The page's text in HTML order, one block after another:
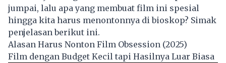
jumpai, lalu apa yang membuat film ini spesial
hingga kita harus menontonnya di bioskop? Simak
penjelasan berikut ini.
Alasan Harus Nonton Film Obsession (2025)
Film dengan Budget Kecil tapi Hasilnya Luar Biasa